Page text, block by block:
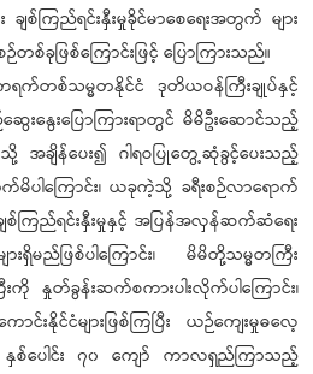
စ်ကြည်ရင်းနှီးမှုခိုင်မာစေရေးအတွက် များ
ခုဖြစ်ကြောင်းဖြင့် ပြောကြားသည်။
က်တစ်သမ္မတနိုင်ငံ ဒုတိယဝန်ကြီးချုပ်နှင့်
ေးနွေးပြောကြားရာတွင် မိမိဦးဆောင်သည့်
ျိန်ပေး၍ ဂါရဝပြုတွေ့ဆုံခွင့်ပေးသည့်
မိပါကြောင်း၊ ယခုကဲ့သို့ ခရီးစဉ်လာရောက်
ျစ်ကြည်ရင်းနှီးမှုနှင့် အပြန်အလှန်ဆက်ဆံရေး
မည်ဖြစ်ပါကြောင်း၊ မိမိတို့သမ္မတကြီး
နှုတ်ခွန်းဆက်စကားပါးလိုက်ပါကြောင်း၊
င်းနိုင်ငံများဖြစ်ကြပြီး ယဉ်ကျေးမှုဓလေ့
စ်ပေါင်း ၇၀ ကျော် ကာလရှည်ကြာသည့်